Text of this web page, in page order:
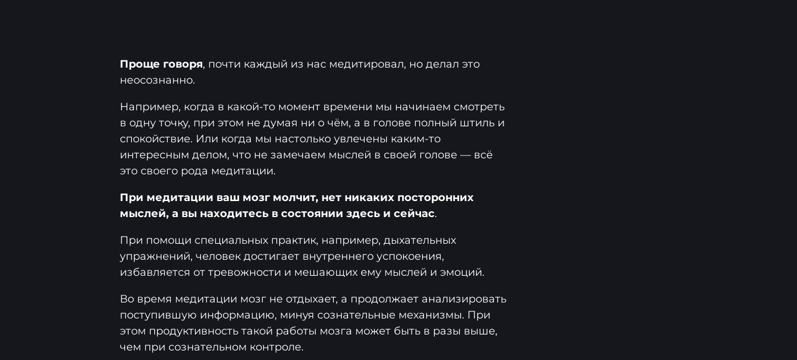
Проще говоря, почти каждый из нас медитировал, но делал это
неосознанно.
Например, когда в какой-то момент времени мы начинаем смотреть
в одну точку, при этом не думая ни о чём, а в голове полный штиль и
спокойствие. Или когда мы настолько увлечены каким-то
интересным делом, что не замечаем мыслей в своей голове — всё
это своего рода медитации.
При медитации ваш мозг молчит, нет никаких посторонних
мыслей, а вы находитесь в состоянии здесь и сейчас.
При помощи специальных практик, например, дыхательных
упражнений, человек достигает внутреннего успокоения,
избавляется от тревожности и мешающих ему мыслей и эмоций.
Во время медитации мозг не отдыхает, а продолжает анализировать
поступившую информацию, минуя сознательные механизмы. При
этом продуктивность такой работы мозга может быть в разы выше,
чем при сознательном контроле.